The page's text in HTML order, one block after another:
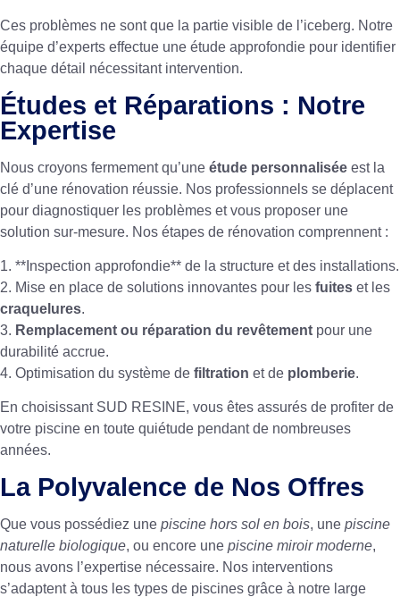
Ces problèmes ne sont que la partie visible de l’iceberg. Notre
équipe d’experts effectue une étude approfondie pour identifier
chaque détail nécessitant intervention.
Études et Réparations : Notre
Expertise
Nous croyons fermement qu’une étude personnalisée est la
clé d’une rénovation réussie. Nos professionnels se déplacent
pour diagnostiquer les problèmes et vous proposer une
solution sur-mesure. Nos étapes de rénovation comprennent :
1. **Inspection approfondie** de la structure et des installations.
2. Mise en place de solutions innovantes pour les fuites et les
craquelures.
3. Remplacement ou réparation du revêtement pour une
durabilité accrue.
4. Optimisation du système de filtration et de plomberie.
En choisissant SUD RESINE, vous êtes assurés de profiter de
votre piscine en toute quiétude pendant de nombreuses
années.
La Polyvalence de Nos Offres
Que vous possédiez une piscine hors sol en bois, une piscine
naturelle biologique, ou encore une piscine miroir moderne,
nous avons l’expertise nécessaire. Nos interventions
s’adaptent à tous les types de piscines grâce à notre large